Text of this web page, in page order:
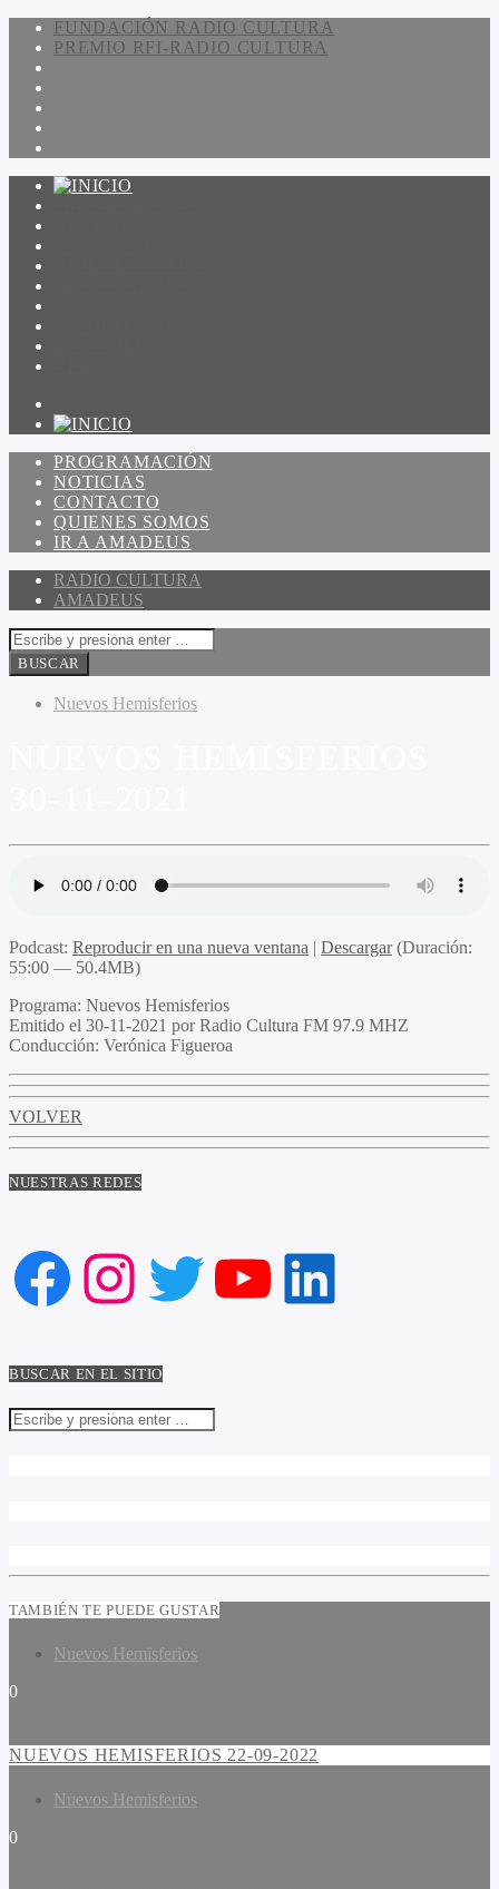
FUNDACIÓN RADIO CULTURA
PREMIO RFI-RADIO CULTURA
PROGRAMACIÓN
NOTICIAS
CONTACTO
QUIENES SOMOS
IR A AMADEUS
RADIO CULTURA
AMADEUS
Nuevos Hemisferios
Podcast: Reproducir en una nueva ventana | Descargar(Duración:
55:00 — 50.4MB)
Programa: Nuevos Hemisferios
Emitido el 30-11-2021 por Radio Cultura FM 97.9 MHZ
Conducción: Verónica Figueroa
VOLVER
NUESTRAS REDES
Facebook
Instagram
Twitter
YouTube
LinkedIn
BUSCAR EN EL SITIO
TAMBIÉN TE PUEDE GUSTAR
Nuevos Hemisferios
0
NUEVOS HEMISFERIOS 22-09-2022
Nuevos Hemisferios
0